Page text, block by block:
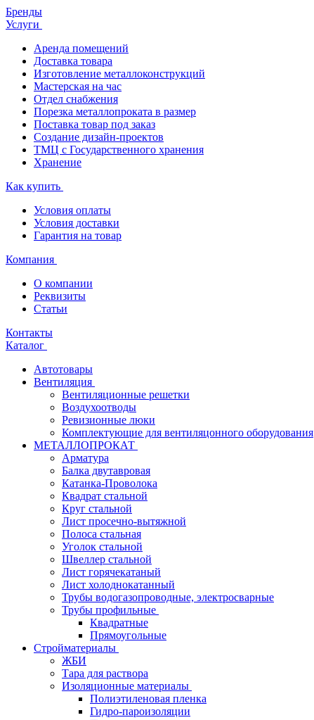
Бренды
Услуги
Аренда помещений
Доставка товара
Изготовление металлоконструкций
Мастерская на час
Отдел снабжения
Порезка металлопроката в размер
Поставка товар под заказ
Создание дизайн-проектов
ТМЦ с Государственного хранения
Хранение
Как купить
Условия оплаты
Условия доставки
Гарантия на товар
Компания
О компании
Реквизиты
Статьи
Контакты
Каталог
Автотовары
Вентиляция
Вентиляционные решетки
Воздухоотводы
Ревизионные люки
Комплектующие для вентиляцонного оборудования
МЕТАЛЛОПРОКАТ
Арматура
Балка двутавровая
Катанка-Проволока
Квадрат стальной
Круг стальной
Лист просечно-вытяжной
Полоса стальная
Уголок стальной
Швеллер стальной
Лист горячекатаный
Лист холоднокатанный
Трубы водогазопроводные, электросварные
Трубы профильные
Квадратные
Прямоугольные
Стройматериалы
ЖБИ
Тара для раствора
Изоляционные материалы
Полиэтиленовая пленка
Гидро-пароизоляции